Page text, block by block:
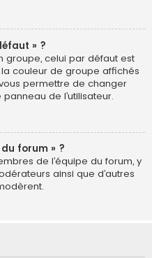
» ?
groupe, celui par défaut est
couleur de groupe affichés
permettre de changer
de l’utilisateur.
du forum » ?
de l’équipe du forum, y
ainsi que d’autres